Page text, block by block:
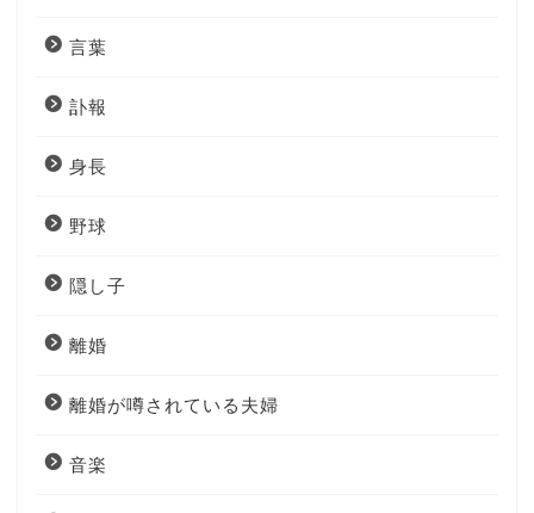
言葉
訃報
身長
野球
隠し子
離婚
離婚が噂されている夫婦
音楽